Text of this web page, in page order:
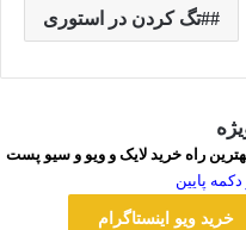
#تگ کردن در استوری
راه خرید لایک و ویو و سیو پست
پایین
خرید ویو اینستاگرام